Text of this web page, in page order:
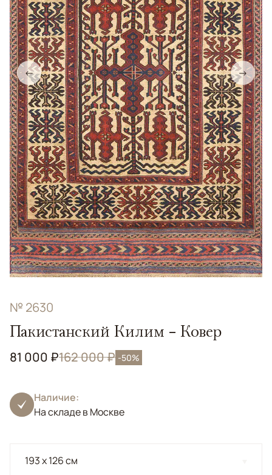
← →
№ 2630
Пакистанский Килим - Ковер
81 000 ₽162 000 ₽ -50%
Наличие:
На складе в Москве
193 x 126 см